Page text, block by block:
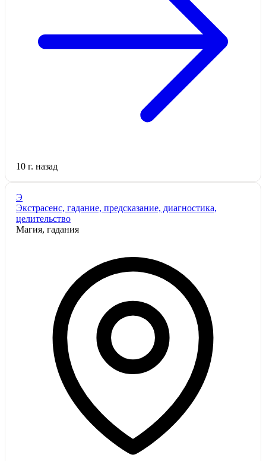
10 г. назад
Э
Экстрасенс, гадание, предсказание, диагностика,
целительство
Магия, гадания